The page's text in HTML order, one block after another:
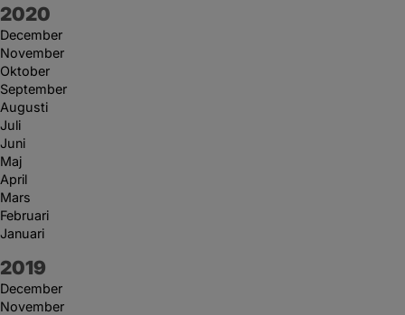
År:
2020
December
November
Oktober
September
Augusti
Juli
Juni
Maj
April
Mars
Februari
Januari
År:
2019
December
November